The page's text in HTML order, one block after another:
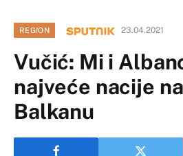
REGION 23.04.2021
Vučić: Mi i
najveće nacije
Balkanu